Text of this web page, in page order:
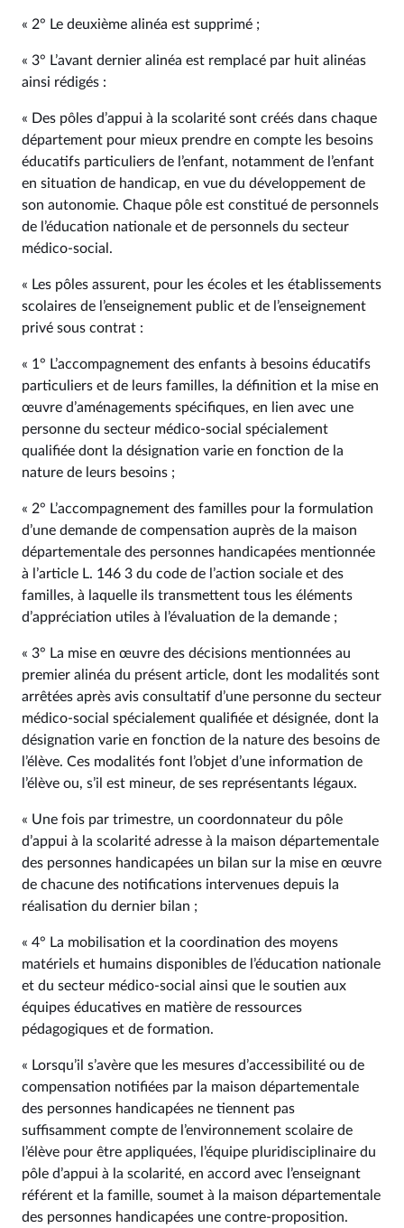
« 2° Le deuxième alinéa est supprimé ;
« 3° L’avant dernier alinéa est remplacé par huit alinéas
ainsi rédigés :
« Des pôles d’appui à la scolarité sont créés dans chaque
département pour mieux prendre en compte les besoins
éducatifs particuliers de l’enfant, notamment de l’enfant
en situation de handicap, en vue du développement de
son autonomie. Chaque pôle est constitué de personnels
de l’éducation nationale et de personnels du secteur
médico-social.
« Les pôles assurent, pour les écoles et les établissements
scolaires de l’enseignement public et de l’enseignement
privé sous contrat :
« 1° L’accompagnement des enfants à besoins éducatifs
particuliers et de leurs familles, la définition et la mise en
œuvre d’aménagements spécifiques, en lien avec une
personne du secteur médico-social spécialement
qualifiée dont la désignation varie en fonction de la
nature de leurs besoins ;
« 2° L’accompagnement des familles pour la formulation
d’une demande de compensation auprès de la maison
départementale des personnes handicapées mentionnée
à l’article L. 146 3 du code de l’action sociale et des
familles, à laquelle ils transmettent tous les éléments
d’appréciation utiles à l’évaluation de la demande ;
« 3° La mise en œuvre des décisions mentionnées au
premier alinéa du présent article, dont les modalités sont
arrêtées après avis consultatif d’une personne du secteur
médico-social spécialement qualifiée et désignée, dont la
désignation varie en fonction de la nature des besoins de
l’élève. Ces modalités font l’objet d’une information de
l’élève ou, s’il est mineur, de ses représentants légaux.
« Une fois par trimestre, un coordonnateur du pôle
d’appui à la scolarité adresse à la maison départementale
des personnes handicapées un bilan sur la mise en œuvre
de chacune des notifications intervenues depuis la
réalisation du dernier bilan ;
« 4° La mobilisation et la coordination des moyens
matériels et humains disponibles de l’éducation nationale
et du secteur médico-social ainsi que le soutien aux
équipes éducatives en matière de ressources
pédagogiques et de formation.
« Lorsqu’il s’avère que les mesures d’accessibilité ou de
compensation notifiées par la maison départementale
des personnes handicapées ne tiennent pas
suffisamment compte de l’environnement scolaire de
l’élève pour être appliquées, l’équipe pluridisciplinaire du
pôle d’appui à la scolarité, en accord avec l’enseignant
référent et la famille, soumet à la maison départementale
des personnes handicapées une contre-proposition.